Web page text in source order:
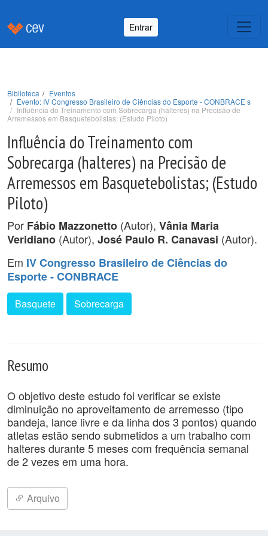
Entrar
Biblioteca
Eventos
Evento: IV Congresso Brasileiro de Ciências do Esporte - CONBRACE s
Influência do Treinamento com Sobrecarga (halteres) na Precisão de
Arremessos em Basquetebolistas; (Estudo Piloto)
Influência do Treinamento com
Sobrecarga (halteres) na Precisão de
Arremessos em Basquetebolistas; (Estudo
Piloto)
Por Fábio Mazzonetto (Autor), Vânia Maria
Veridiano (Autor), José Paulo R. Canavasi (Autor).
Em IV Congresso Brasileiro de Ciências do
Esporte - CONBRACE
Basquete Sobrecarga
Resumo
O objetivo deste estudo foi verificar se existe
diminuição no aproveitamento de arremesso (tipo
bandeja, lance livre e da linha dos 3 pontos) quando
atletas estão sendo submetidos a um trabalho com
halteres durante 5 meses com frequência semanal
de 2 vezes em uma hora.
Arquivo